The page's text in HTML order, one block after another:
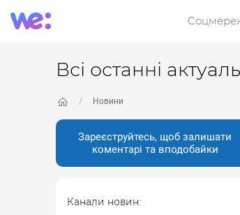
Всі останні
Новини
Зареєструйтесь, щоб залишати
коментарі та вподобайки
Канали новин: